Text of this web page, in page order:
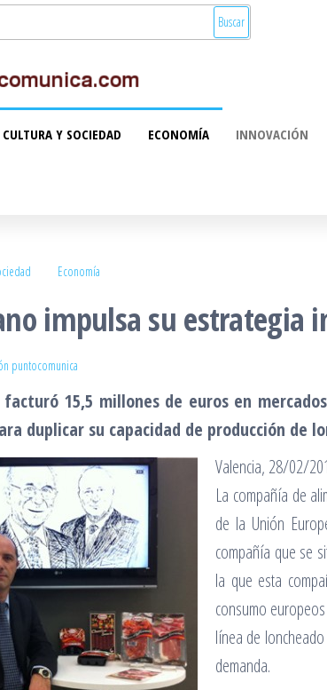
Comunicación
2.0
Valenciana:
turismo, cultura,
economía,
CULTURA Y SOCIEDAD ECONOMÍA INNOVACIÓN
Economía
impulsa su estrategia
puntocomunica
facturó 15,5 millones de euros en
duplicar su capacidad de producción de
Valencia, 28/02/
La compañía de
de la Unión
compañía que se
la que esta
consumo
línea de
demanda.